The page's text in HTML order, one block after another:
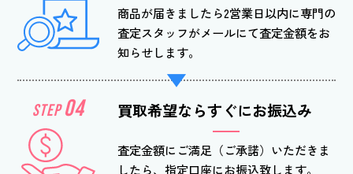
商品が届きましたら2営業日以内に専門の
査定スタッフがメールにて査定金額をお
知らせします。
STEP04 買取希望ならすぐにお振込み
査定金額にご満足（ご承諾）いただきま
したら、指定口座にお振込致します。